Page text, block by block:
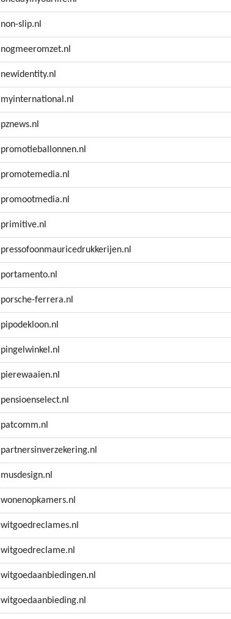
non-slip.nl
nogmeeromzet.nl
newidentity.nl
myinternational.nl
pznews.nl
promotieballonnen.nl
promotemedia.nl
promootmedia.nl
primitive.nl
pressofoonmauricedrukkerijen.nl
portamento.nl
porsche-ferrera.nl
pipodekloon.nl
pingelwinkel.nl
pierewaaien.nl
pensioenselect.nl
patcomm.nl
partnersinverzekering.nl
musdesign.nl
wonenopkamers.nl
witgoedreclames.nl
witgoedreclame.nl
witgoedaanbiedingen.nl
witgoedaanbieding.nl